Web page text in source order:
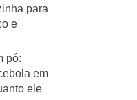
para
e
pó:
em
ele